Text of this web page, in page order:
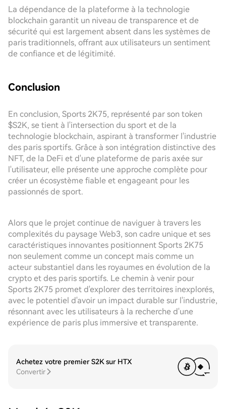
La dépendance de la plateforme à la technologie
blockchain garantit un niveau de transparence et de
sécurité qui est largement absent dans les systèmes de
paris traditionnels, offrant aux utilisateurs un sentiment
de confiance et de légitimité.
Conclusion
En conclusion, Sports 2K75, représenté par son token
$S2K, se tient à l'intersection du sport et de la
technologie blockchain, aspirant à transformer l'industrie
des paris sportifs. Grâce à son intégration distinctive des
NFT, de la DeFi et d'une plateforme de paris axée sur
l'utilisateur, elle présente une approche complète pour
créer un écosystème fiable et engageant pour les
passionnés de sport.
Alors que le projet continue de naviguer à travers les
complexités du paysage Web3, son cadre unique et ses
caractéristiques innovantes positionnent Sports 2K75
non seulement comme un concept mais comme un
acteur substantiel dans les royaumes en évolution de la
crypto et des paris sportifs. Le chemin à venir pour
Sports 2K75 promet d'explorer des territoires inexplorés,
avec le potentiel d'avoir un impact durable sur l'industrie,
résonnant avec les utilisateurs à la recherche d'une
expérience de paris plus immersive et transparente.
Achetez votre premier S2K sur HTX
Convertir